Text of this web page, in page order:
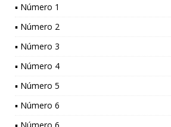
▪ Número 1
▪ Número 2
▪ Número 3
▪ Número 4
▪ Número 5
▪ Número 6